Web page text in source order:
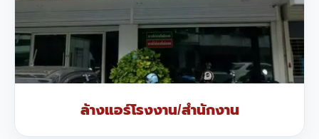
ล้างแอร์โรงงาน/สำนักงาน